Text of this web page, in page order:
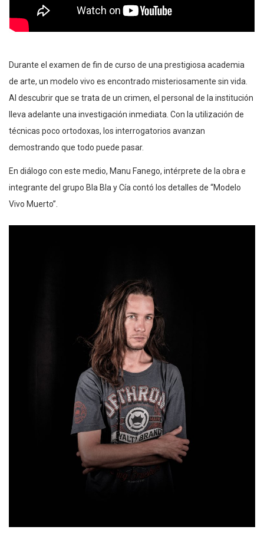
Durante el examen de fin de curso de una prestigiosa academia
de arte, un modelo vivo es encontrado misteriosamente sin vida.
Al descubrir que se trata de un crimen, el personal de la institución
lleva adelante una investigación inmediata. Con la utilización de
técnicas poco ortodoxas, los interrogatorios avanzan
demostrando que todo puede pasar.
En diálogo con este medio, Manu Fanego, intérprete de la obra e
integrante del grupo Bla Bla y Cía contó los detalles de “Modelo
Vivo Muerto”.